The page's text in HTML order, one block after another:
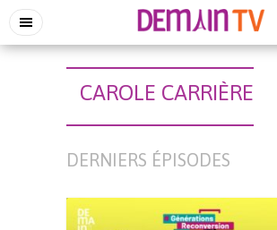
CAROLE CARRIÈRE
DERNIERS ÉPISODES